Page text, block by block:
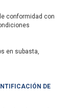
conformidad con
en subasta,
DE